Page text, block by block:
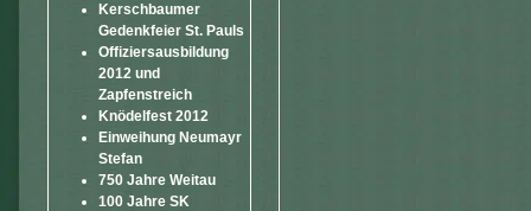
Kerschbaumer
Gedenkfeier St. Pauls
Offiziersausbildung
2012 und
Zapfenstreich
Knödelfest 2012
Einweihung Neumayr
Stefan
750 Jahre Weitau
100 Jahre SK